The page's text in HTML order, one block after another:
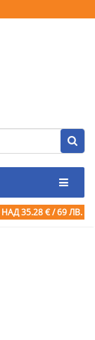
НАД 35.28 € / 69 ЛВ.